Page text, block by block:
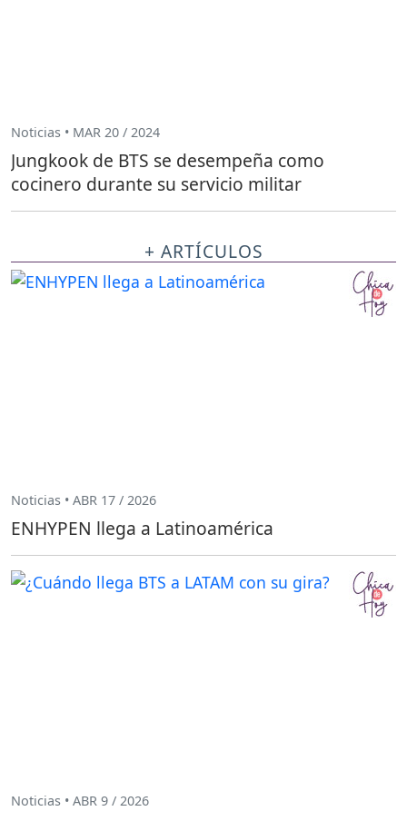
Noticias • MAR 20 / 2024
Jungkook de BTS se desempeña como
cocinero durante su servicio militar
+ ARTÍCULOS
Noticias • ABR 17 / 2026
ENHYPEN llega a Latinoamérica
Noticias • ABR 9 / 2026